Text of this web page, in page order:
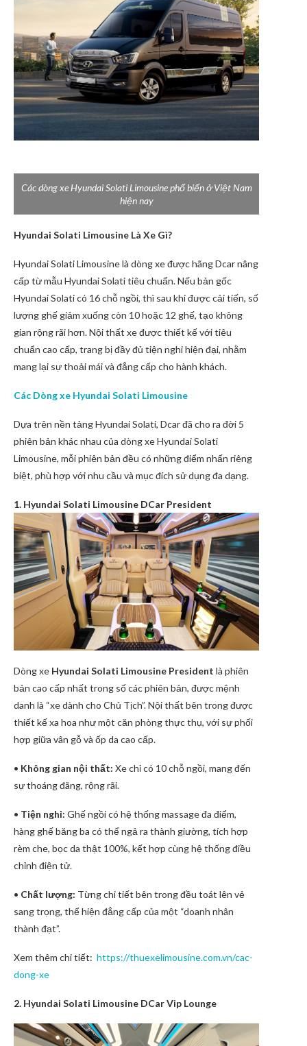
Các dòng xe Hyundai Solati Limousine phổ biến ở Việt Nam
hiện nay
Hyundai Solati Limousine Là Xe Gì?
Hyundai Solati Limousine là dòng xe được hãng Dcar nâng
cấp từ mẫu Hyundai Solati tiêu chuẩn. Nếu bản gốc
Hyundai Solati có 16 chỗ ngồi, thì sau khi được cải tiến, số
lượng ghế giảm xuống còn 10 hoặc 12 ghế, tạo không
gian rộng rãi hơn. Nội thất xe được thiết kế với tiêu
chuẩn cao cấp, trang bị đầy đủ tiện nghi hiện đại, nhằm
mang lại sự thoải mái và đẳng cấp cho hành khách.
Các Dòng xe Hyundai Solati Limousine
Dựa trên nền tảng Hyundai Solati, Dcar đã cho ra đời 5
phiên bản khác nhau của dòng xe Hyundai Solati
Limousine, mỗi phiên bản đều có những điểm nhấn riêng
biệt, phù hợp với nhu cầu và mục đích sử dụng đa dạng.
1. Hyundai Solati Limousine DCar President
Dòng xe Hyundai Solati Limousine President là phiên
bản cao cấp nhất trong số các phiên bản, được mệnh
danh là “xe dành cho Chủ Tịch”. Nội thất bên trong được
thiết kế xa hoa như một căn phòng thực thụ, với sự phối
hợp giữa vân gỗ và ốp da cao cấp.
• Không gian nội thất: Xe chỉ có 10 chỗ ngồi, mang đến
sự thoáng đãng, rộng rãi.
• Tiện nghi: Ghế ngồi có hệ thống massage đa điểm,
hàng ghế băng ba có thể ngả ra thành giường, tích hợp
rèm che, bọc da thật 100%, kết hợp cùng hệ thống điều
chỉnh điện tử.
• Chất lượng: Từng chi tiết bên trong đều toát lên vẻ
sang trọng, thể hiện đẳng cấp của một “doanh nhân
thành đạt”.
Xem thêm chi tiết: https://thuexelimousine.com.vn/cac-
dong-xe
2. Hyundai Solati Limousine DCar Vip Lounge